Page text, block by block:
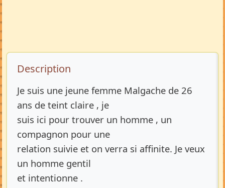
Description de l’annonce
Description
Je suis une jeune femme Malgache de 26
ans de teint claire , je
suis ici pour trouver un homme , un
compagnon pour une
relation suivie et on verra si affinite. Je veux
un homme gentil
et intentionne .